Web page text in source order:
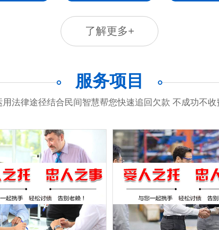
了解更多+
服务项目
用法律途径结合民间智慧帮您快速追回欠款 不成功不收